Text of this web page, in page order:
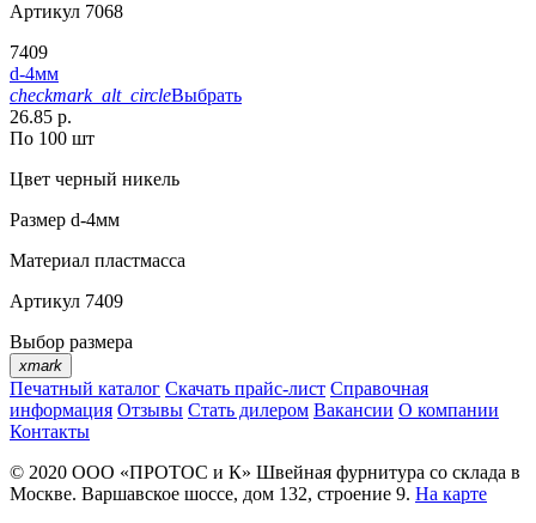
Артикул 7068
7409
d-4мм
checkmark_alt_circleВыбрать
26.85 р.
По 100 шт
Цвет черный никель
Размер d-4мм
Материал пластмасса
Артикул 7409
Выбор размера
xmark
Печатный каталог Скачать прайс-лист Справочная
информация Отзывы Стать дилером Вакансии О компании
Контакты
© 2020 ООО «ПРОТОС и К» Швейная фурнитура со склада в
Москве. Варшавское шоссе, дом 132, строение 9. На карте